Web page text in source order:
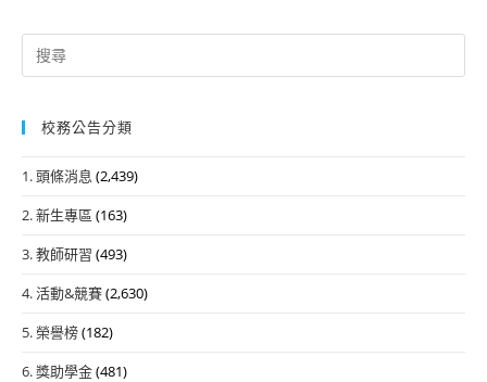
Search
for:
校務公告分類
1. 頭條消息 (2,439)
2. 新生專區 (163)
3. 教師研習 (493)
4. 活動&競賽(2,630)
5. 榮譽榜(182)
6. 獎助學金(481)